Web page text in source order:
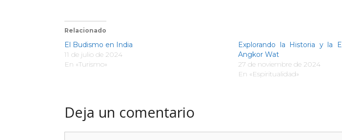
Relacionado
El Budismo en India
11 de julio de 2024
En «Turismo»
Explorando la Historia y la
Angkor Wat
27 de noviembre de 2024
En «Espiritualidad»
Deja un comentario